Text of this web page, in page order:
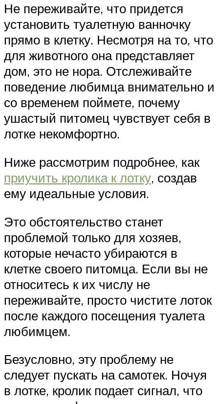
Не переживайте, что придется
установить туалетную ванночку
прямо в клетку. Несмотря на то, что
для животного она представляет
дом, это не нора. Отслеживайте
поведение любимца внимательно и
со временем поймете, почему
ушастый питомец чувствует себя в
лотке некомфортно.
Ниже рассмотрим подробнее, как
приучить кролика к лотку, создав
ему идеальные условия.
Это обстоятельство станет
проблемой только для хозяев,
которые нечасто убираются в
клетке своего питомца. Если вы не
относитесь к их числу не
переживайте, просто чистите лоток
после каждого посещения туалета
любимцем.
Безусловно, эту проблему не
следует пускать на самотек. Ночуя
в лотке, кролик подает сигнал, что